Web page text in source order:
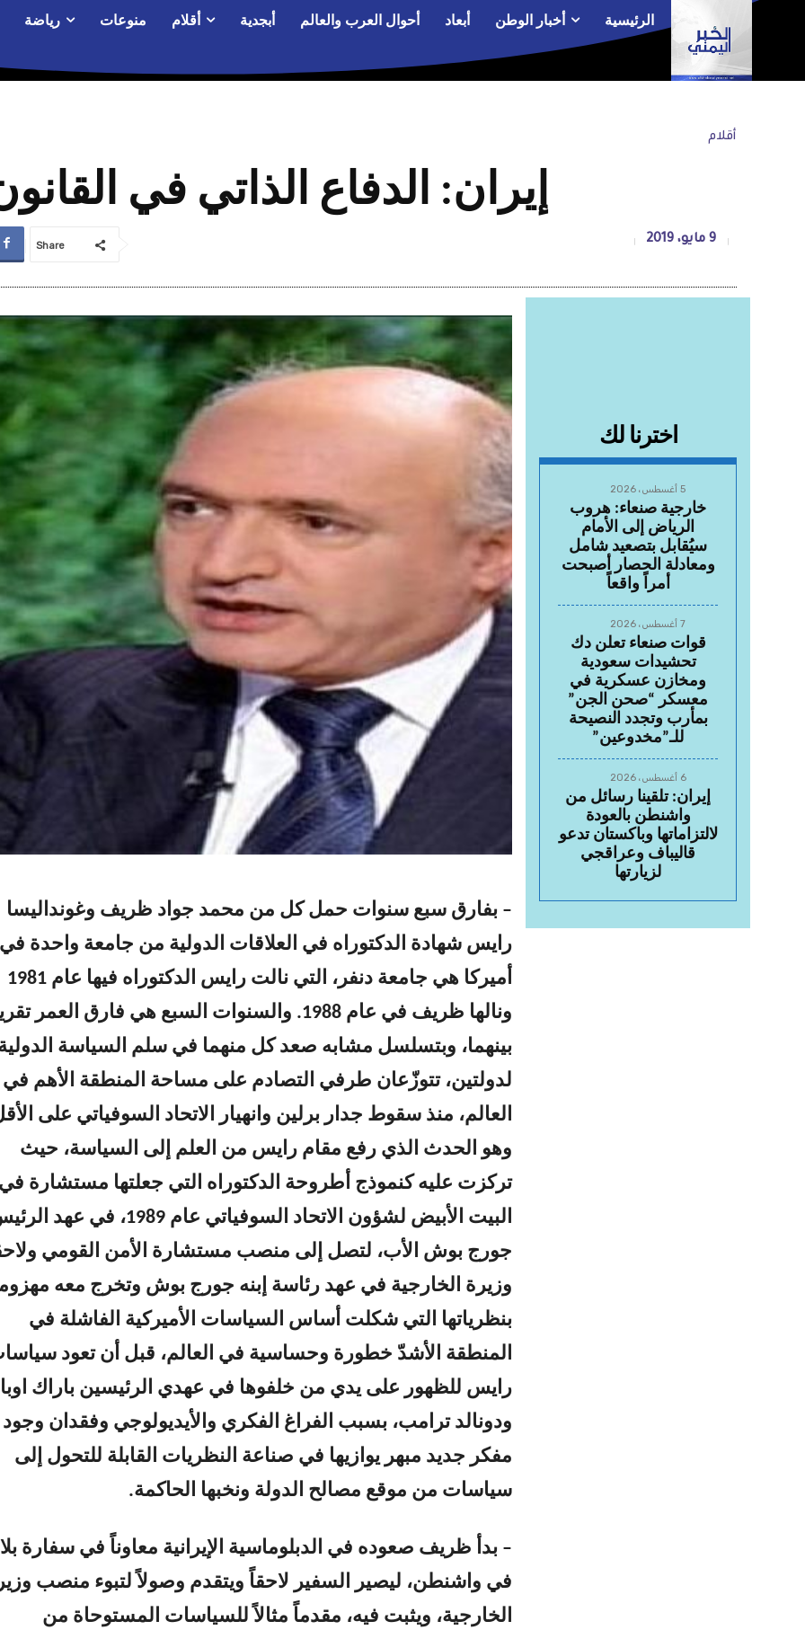
الرئيسية أخبار الوطن أبعاد أحوال العرب والعالم أبجدية أقلام منوعات رياضة
أقلام
إيران: الدفاع الذاتي في
9 مايو، 2019 Share
اخترنا لك
5 أغسطس، 2026
خارجية صنعاء: هروب
الرياض إلى الأمام
سيُقابل بتصعيد شامل
ومعادلة الحصار أصبحت
أمراً واقعاً
7 أغسطس، 2026
قوات صنعاء تعلن دك
تحشيدات سعودية
ومخازن عسكرية في
معسكر “صحن الجن”
بمأرب وتجدد النصيحة
للـ”مخدوعين”
6 أغسطس، 2026
إيران: تلقينا رسائل من
واشنطن بالعودة
لالتزاماتها وباكستان تدعو
قاليباف وعراقجي
لزيارتها
– بفارق سبع سنوات حمل كل من محمد جواد ظريف وغونداليسا
رايس شهادة الدكتوراه في العلاقات الدولية من جامعة واحدة في
أميركا هي جامعة دنفر، التي نالت رايس الدكتوراه فيها عام 1981
ونالها ظريف في عام 1988. والسنوات السبع هي فارق العمر
بينهما، وبتسلسل مشابه صعد كل منهما في سلم السياسة
لدولتين، تتوزّعان طرفي التصادم على مساحة المنطقة الأهم في
العالم، منذ سقوط جدار برلين وانهيار الاتحاد السوفياتي على
وهو الحدث الذي رفع مقام رايس من العلم إلى السياسة، حيث
تركزت عليه كنموذج أطروحة الدكتوراه التي جعلتها مستشارة في
البيت الأبيض لشؤون الاتحاد السوفياتي عام 1989، في عهد
جورج بوش الأب، لتصل إلى منصب مستشارة الأمن القومي
وزيرة الخارجية في عهد رئاسة إبنه جورج بوش وتخرج معه
بنظرياتها التي شكلت أساس السياسات الأميركية الفاشلة في
المنطقة الأشدّ خطورة وحساسية في العالم، قبل أن تعود
رايس للظهور على يدي من خلفوها في عهدي الرئيسين باراك
ودونالد ترامب، بسبب الفراغ الفكري والأيديولوجي وفقدان وجود
مفكر جديد مبهر يوازيها في صناعة النظريات القابلة للتحول إلى
سياسات من موقع مصالح الدولة ونخبها الحاكمة.
– بدأ ظريف صعوده في الدبلوماسية الإيرانية معاوناً في سفارة
في واشنطن، ليصير السفير لاحقاً ويتقدم وصولاً لتبوء منصب وزير
الخارجية، ويثبت فيه، مقدماً مثالاً للسياسات المستوحاة من